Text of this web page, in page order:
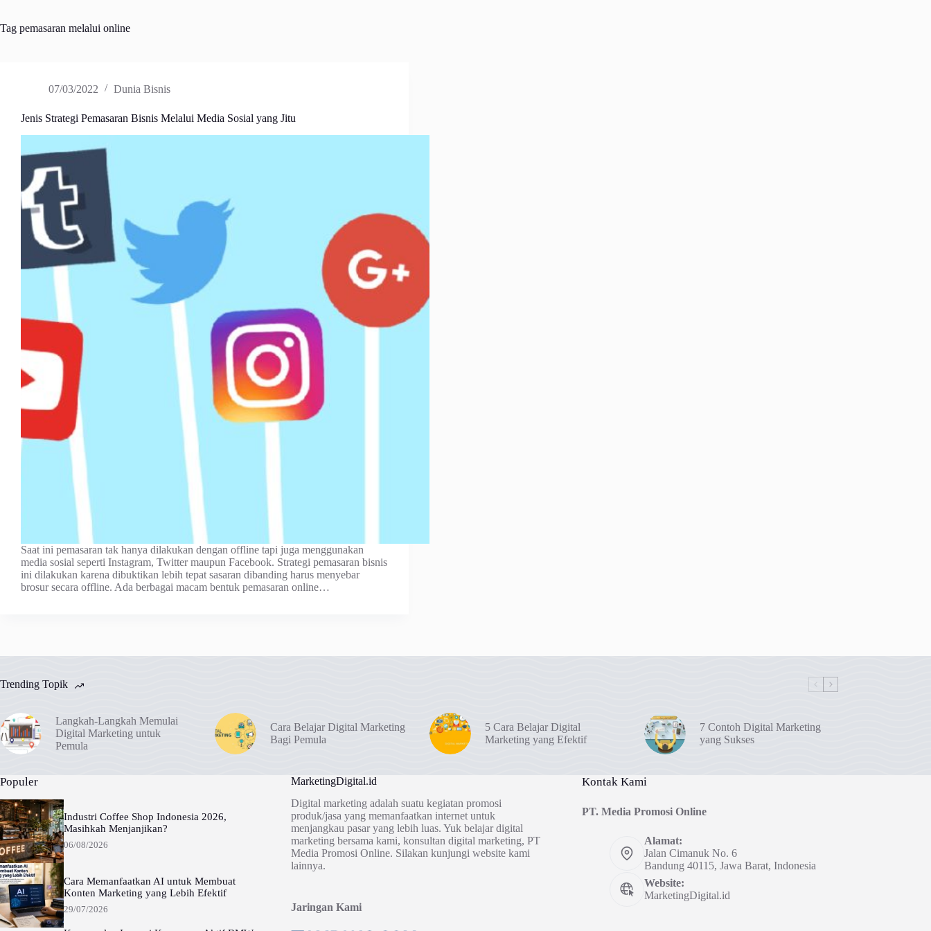
Tag pemasaran melalui online
07/03/2022 Dunia Bisnis
Jenis Strategi Pemasaran Bisnis Melalui Media Sosial yang Jitu
Saat ini pemasaran tak hanya dilakukan dengan offline tapi juga menggunakan
media sosial seperti Instagram, Twitter maupun Facebook. Strategi pemasaran bisnis
ini dilakukan karena dibuktikan lebih tepat sasaran dibanding harus menyebar
brosur secara offline. Ada berbagai macam bentuk pemasaran online…
Trending Topik
Langkah-Langkah Memulai
Digital Marketing untuk
Pemula
Cara Belajar Digital Marketing
Bagi Pemula
5 Cara Belajar Digital
Marketing yang Efektif
7 Contoh Digital Marketing
yang Sukses
Populer
Industri Coffee Shop Indonesia 2026,
Masihkah Menjanjikan?
06/08/2026
Cara Memanfaatkan AI untuk Membuat
Konten Marketing yang Lebih Efektif
29/07/2026
MarketingDigital.id
Digital marketing adalah suatu kegiatan promosi
produk/jasa yang memanfaatkan internet untuk
menjangkau pasar yang lebih luas. Yuk belajar digital
marketing bersama kami, konsultan digital marketing, PT
Media Promosi Online. Silakan kunjungi website kami
lainnya.
Jaringan Kami
Kontak Kami
PT. Media Promosi Online
Alamat:
Jalan Cimanuk No. 6
Bandung 40115, Jawa Barat, Indonesia
Website:
MarketingDigital.id